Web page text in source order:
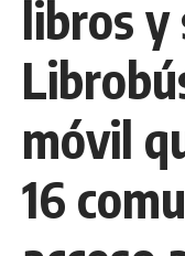
libros y
móvil
16